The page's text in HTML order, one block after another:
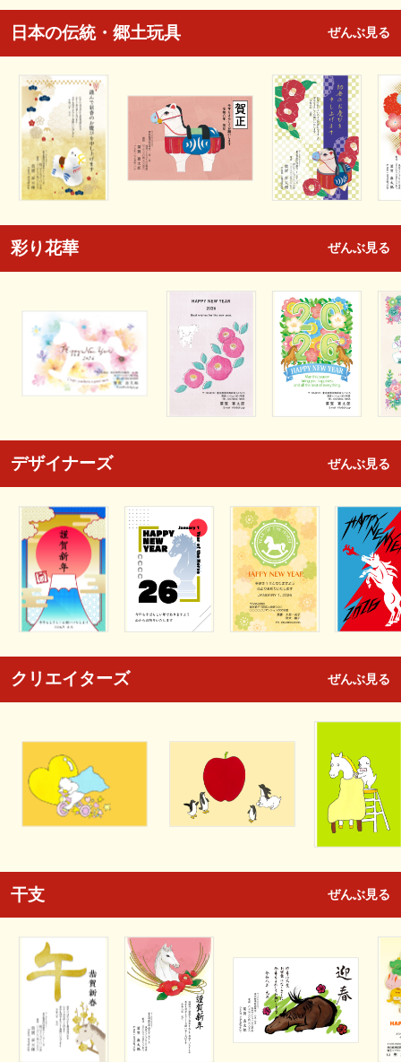
日本の伝統・郷土玩具 ぜんぶ見る
彩り花華 ぜんぶ見る
デザイナーズ ぜんぶ見る
クリエイターズ ぜんぶ見る
干支 ぜんぶ見る